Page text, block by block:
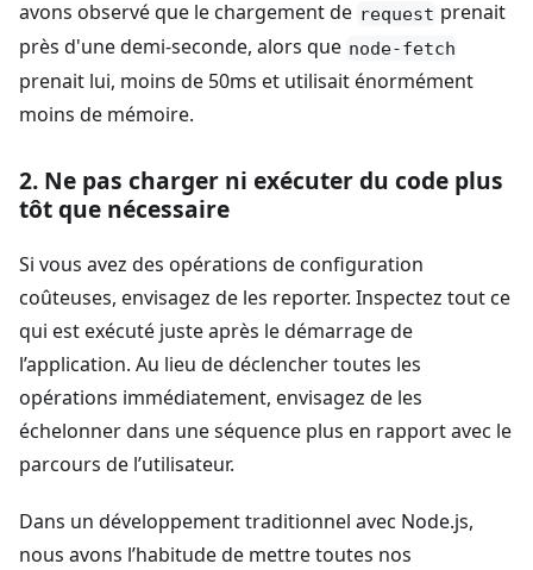
avons observé que le chargement de request prenait
près d'une demi-seconde, alors que node-fetch
prenait lui, moins de 50ms et utilisait énormément
moins de mémoire.
2. Ne pas charger ni exécuter du code plus
tôt que nécessaire
Si vous avez des opérations de configuration
coûteuses, envisagez de les reporter. Inspectez tout ce
qui est exécuté juste après le démarrage de
l’application. Au lieu de déclencher toutes les
opérations immédiatement, envisagez de les
échelonner dans une séquence plus en rapport avec le
parcours de l’utilisateur.
Dans un développement traditionnel avec Node.js,
nous avons l’habitude de mettre toutes nos